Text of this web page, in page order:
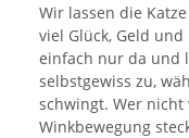
Wir lassen die
viel Glück, Geld
einfach nur da und
selbstgewiss zu,
schwingt. Wer
Winkbewegung